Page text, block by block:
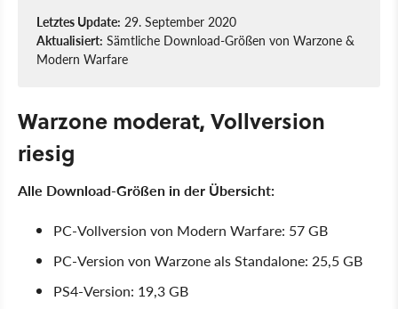
Letztes Update: 29. September 2020
Aktualisiert: Sämtliche Download-Größen von Warzone &
Modern Warfare
Warzone moderat, Vollversion
riesig
Alle Download-Größen in der Übersicht:
PC-Vollversion von Modern Warfare: 57 GB
PC-Version von Warzone als Standalone: 25,5 GB
PS4-Version: 19,3 GB